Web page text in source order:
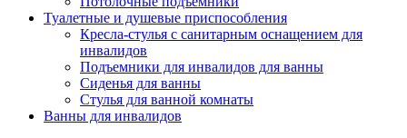
Туалетные и душевые приспособления
Кресла-стулья с санитарным оснащением для
инвалидов
Подъемники для инвалидов для ванны
Сиденья для ванны
Стулья для ванной комнаты
Ванны для инвалидов